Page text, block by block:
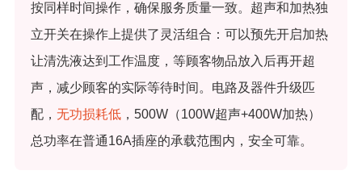
按同样时间操作，确保服务质量一致。超声和加热独
立开关在操作上提供了灵活组合：可以预先开启加热
让清洗液达到工作温度，等顾客物品放入后再开超
声，减少顾客的实际等待时间。电路及器件升级匹
配， 无功损耗低，500W（100W超声+400W加热）
总功率在普通16A插座的承载范围内，安全可靠。